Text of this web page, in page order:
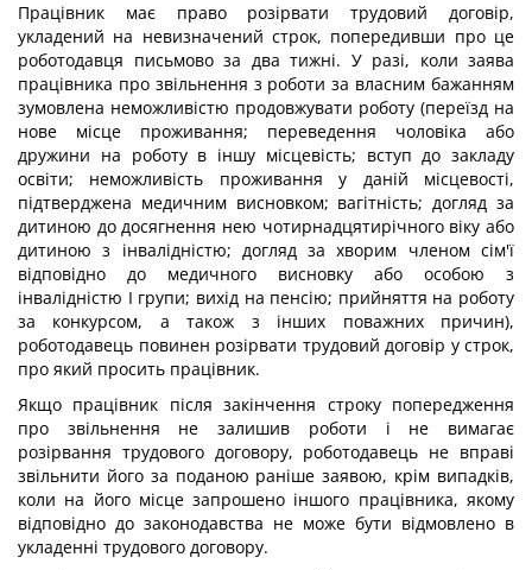
Працівник має право розірвати трудовий договір,
укладений на невизначений строк, попередивши про це
роботодавця письмово за два тижні. У разі, коли заява
працівника про звільнення з роботи за власним бажанням
зумовлена неможливістю продовжувати роботу (переїзд на
нове місце проживання; переведення чоловіка або
дружини на роботу в іншу місцевість; вступ до закладу
освіти; неможливість проживання у даній місцевості,
підтверджена медичним висновком; вагітність; догляд за
дитиною до досягнення нею чотирнадцятирічного віку або
дитиною з інвалідністю; догляд за хворим членом сім'ї
відповідно до медичного висновку або особою з
інвалідністю I групи; вихід на пенсію; прийняття на роботу
за конкурсом, а також з інших поважних причин),
роботодавець повинен розірвати трудовий договір у строк,
про який просить працівник.
Якщо працівник після закінчення строку попередження
про звільнення не залишив роботи і не вимагає
розірвання трудового договору, роботодавець не вправі
звільнити його за поданою раніше заявою, крім випадків,
коли на його місце запрошено іншого працівника, якому
відповідно до законодавства не може бути відмовлено в
укладенні трудового договору.